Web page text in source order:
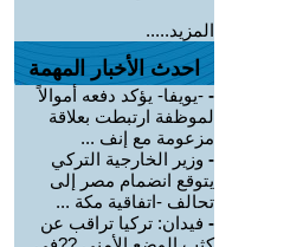
المزيد.....
احدث الأخبار المهمة
- -يويفا- يؤكد دفعه أموالاً
لموظفة ارتبطت بعلاقة
مزعومة مع إنف ...
- وزير الخارجية التركي
يتوقع انضمام مصر إلى
تحالف -اتفاقية مكة ...
- فيدان: تركيا تراقب عن